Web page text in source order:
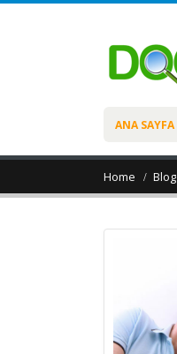
ANA SAYFA
Home Blog